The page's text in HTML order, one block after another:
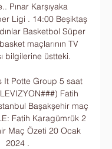
Pınar Karşıyaka
Ligi . 14:00 Beşiktaş
Basketbol Süper
maçlarının TV
bilgilerine üstteki.
It Potte Group 5 saat
Fatih
Başakşehir maç
Fatih Karagümrük 2
Maç Özeti 20 Ocak
2024 .